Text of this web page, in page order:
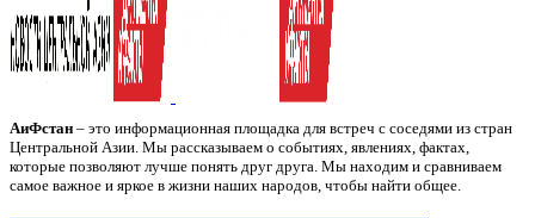
АиФстан – это информационная площадка для встреч с соседями из стран
Центральной Азии. Мы рассказываем о событиях, явлениях, фактах,
которые позволяют лучше понять друг друга. Мы находим и сравниваем
самое важное и яркое в жизни наших народов, чтобы найти общее.